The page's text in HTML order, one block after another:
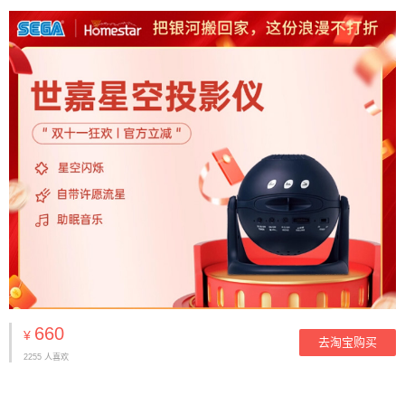
¥ 660
2255 人喜欢
去淘宝购买